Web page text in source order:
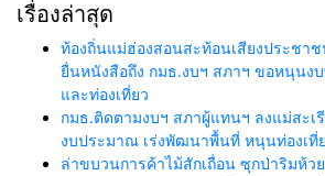
เรื่องล่าสุด
ท้องถิ่นแม่ฮ่องสอนสะท้อนเสียงประชา
ยื่นหนังสือถึง กมธ.งบฯ สภาฯ ขอหนุน
และท่องเที่ยว
กมธ.ติดตามงบฯ สภาผู้แทนฯ ลงแม่สะเ
งบประมาณ เร่งพัฒนาพื้นที่ หนุนท่องเที่
ล่าขบวนการค้าไม้สักเถื่อน ซุกป่าริมห้ว